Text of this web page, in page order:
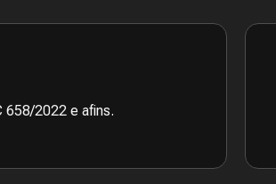
658/2022 e afins.